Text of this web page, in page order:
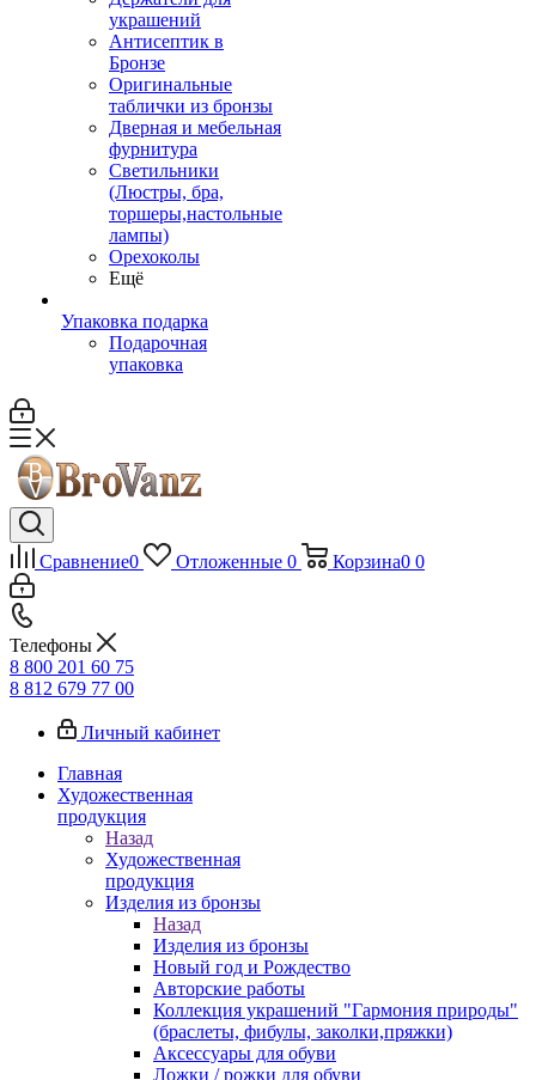
украшений
Антисептик в
Бронзе
Оригинальные
таблички из бронзы
Дверная и мебельная
фурнитура
Светильники
(Люстры, бра,
торшеры,настольные
лампы)
Орехоколы
Ещё
Упаковка подарка
Подарочная
упаковка
Сравнение0 Отложенные 0 Корзина0 0
Телефоны
8 800 201 60 75
8 812 679 77 00
Личный кабинет
Главная
Художественная
продукция
Назад
Художественная
продукция
Изделия из бронзы
Назад
Изделия из бронзы
Новый год и Рождество
Авторские работы
Коллекция украшений "Гармония природы"
(браслеты, фибулы, заколки,пряжки)
Аксессуары для обуви
Ложки / рожки для обуви